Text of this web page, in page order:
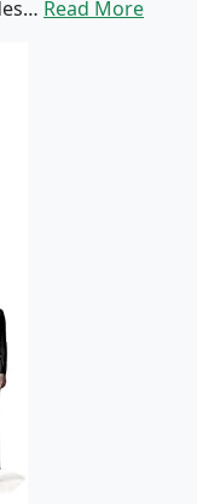
Read More